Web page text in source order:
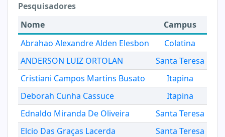
Pesquisadores
Nome
Campus
Abrahao Alexandre Alden Elesbon
Colatina
ANDERSON LUIZ ORTOLAN
Santa Teresa
Cristiani Campos Martins Busato
Itapina
Deborah Cunha Cassuce
Itapina
Ednaldo Miranda De Oliveira
Santa Teresa
Elcio Das Graças Lacerda
Santa Teresa